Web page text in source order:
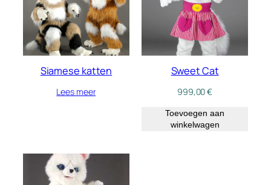
Siamese katten
Lees meer
Sweet Cat
999,00€
Toevoegen aan
winkelwagen